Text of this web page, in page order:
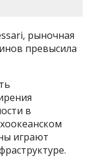
рыночная
превысила
в
играют